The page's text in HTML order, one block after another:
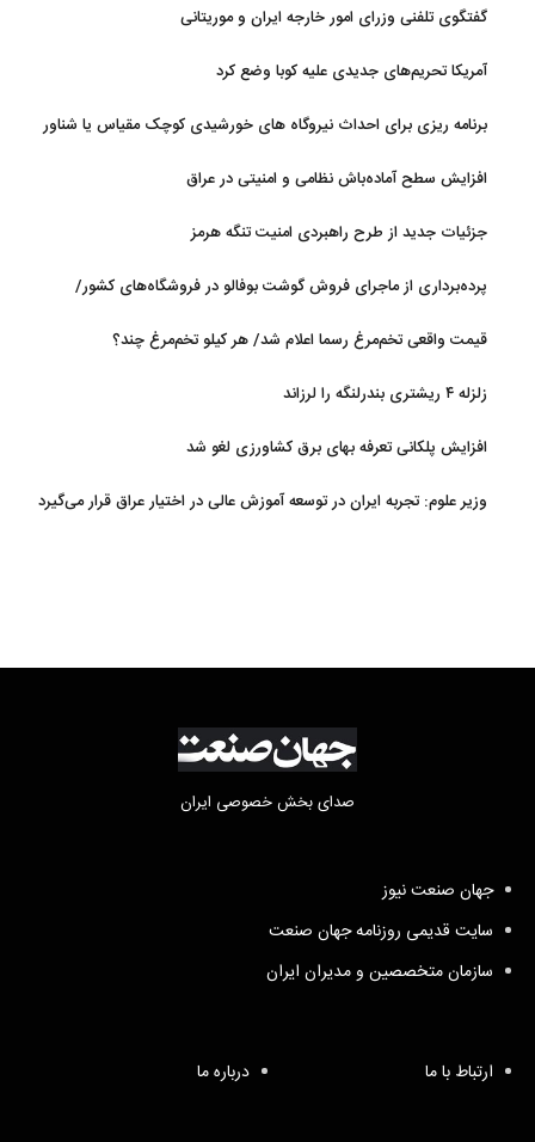
گفتگوی تلفنی وزرای امور خارجه ایران و موریتانی
آمریکا تحریم‌های جدیدی علیه کوبا وضع کرد
برنامه ریزی برای احداث نیروگاه های خورشیدی کوچک مقیاس یا شناور
افزایش سطح آماده‌باش نظامی و امنیتی در عراق
جزئیات جدید از طرح راهبردی امنیت تنگه هرمز
پرده‌برداری از ماجرای فروش گوشت بوفالو در فروشگاه‌های کشور/
قیمت واقعی تخم‌مرغ رسما اعلام شد/ هر کیلو تخم‌مرغ چند؟
زلزله ۴ ریشتری بندرلنگه را لرزاند
افزایش پلکانی تعرفه بهای برق کشاورزی لغو شد
وزیر علوم: تجربه ایران در توسعه آموزش عالی در اختیار عراق قرار می‌گیرد
صدای بخش خصوصی ایران
جهان صنعت نیوز
سایت قدیمی روزنامه جهان صنعت
سازمان متخصصین و مدیران ایران
ارتباط با ما درباره ما